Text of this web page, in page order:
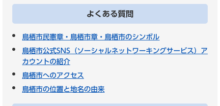
よくある質問
鳥栖市民憲章・鳥栖市章・鳥栖市のシンボル
鳥栖市公式SNS（ソーシャルネットワーキングサービス）ア
カウントの紹介
鳥栖市へのアクセス
鳥栖市の位置と地名の由来